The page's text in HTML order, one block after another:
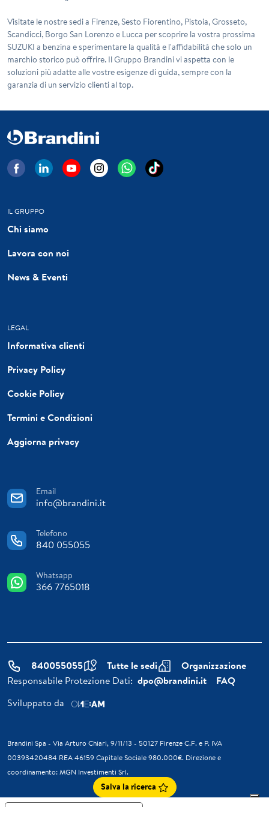
Visitate le nostre sedi a Firenze, Sesto Fiorentino, Pistoia, Grosseto,
Scandicci, Borgo San Lorenzo e Lucca per scoprire la vostra prossima
SUZUKI a benzina e sperimentare la qualità e l'affidabilità che solo un
marchio storico può offrire. Il Gruppo Brandini vi aspetta con le
soluzioni più adatte alle vostre esigenze di guida, sempre con la
garanzia di un servizio clienti al top.
IL GRUPPO
Chi siamo
Lavora con noi
News & Eventi
LEGAL
Informativa clienti
Privacy Policy
Cookie Policy
Termini e Condizioni
Aggiorna privacy
Email
info@brandini.it
Telefono
840 055055
Whatsapp
366 7765018
840055055 Tutte le sedi
Organizzazione
Responsabile Protezione Dati: dpo@brandini.it
FAQ
Sviluppato da
Brandini Spa - Via Arturo Chiari, 9/11/13 - 50127 Firenze C.F. e P. IVA
00393420484 REA 46159 Capitale Sociale 980.000€. Direzione e
coordinamento: MGN Investimenti Srl.
Salva la ricerca